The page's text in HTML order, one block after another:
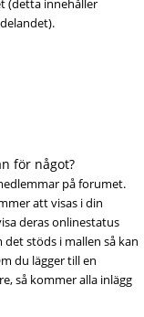
(detta innehåller
för något?
på forumet.
att visas i din
deras onlinestatus
stöds i mallen så kan
du lägger till en
så kommer alla inlägg